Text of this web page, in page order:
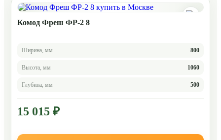
Комод Фреш ФР-2 8
Ширина, мм 800
Высота, мм 1060
Глубина, мм 500
15 015 ₽